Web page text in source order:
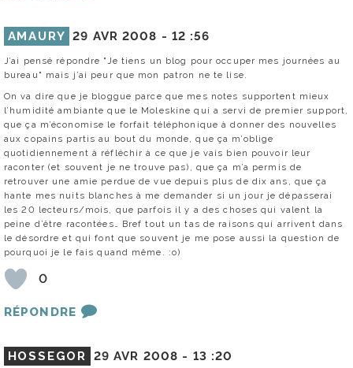
AMAURY 29 AVR 2008 - 12 :56
J’ai pensé répondre "Je tiens un blog pour occuper mes journées au
bureau" mais j’ai peur que mon patron ne te lise.
On va dire que je bloggue parce que mes notes supportent mieux
l’humidité ambiante que le Moleskine qui a servi de premier support,
que ça m’économise le forfait téléphonique à donner des nouvelles
aux copains partis au bout du monde, que ça m’oblige
quotidiennement à réfléchir à ce que je vais bien pouvoir leur
raconter (et souvent je ne trouve pas), que ça m’a permis de
retrouver une amie perdue de vue depuis plus de dix ans, que ça
hante mes nuits blanches à me demander si un jour je dépasserai
les 20 lecteurs/mois, que parfois il y a des choses qui valent la
peine d’être racontées… Bref tout un tas de raisons qui arrivent dans
le désordre et qui font que souvent je me pose aussi la question de
pourquoi je le fais quand même. :o)
0
RÉPONDRE
HOSSEGOR 29 AVR 2008 - 13 :20